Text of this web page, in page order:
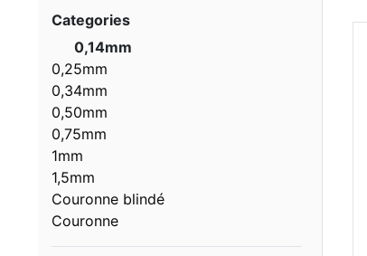
Categories
0,14mm
0,25mm
0,34mm
0,50mm
0,75mm
1mm
1,5mm
Couronne blindé
Couronne